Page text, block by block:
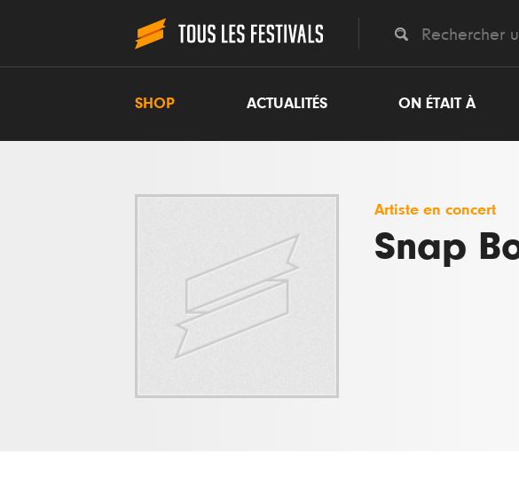
SHOP ACTUALITÉS ON ÉTAIT À
Artiste en concert
Snap